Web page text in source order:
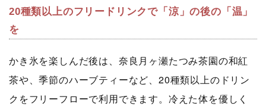
20種類以上のフリードリンクで「涼」の後の「温」
を
かき氷を楽しんだ後は、奈良月ヶ瀬たつみ茶園の和紅
茶や、季節のハーブティーなど、20種類以上のドリン
クをフリーフローで利用できます。冷えた体を優しく